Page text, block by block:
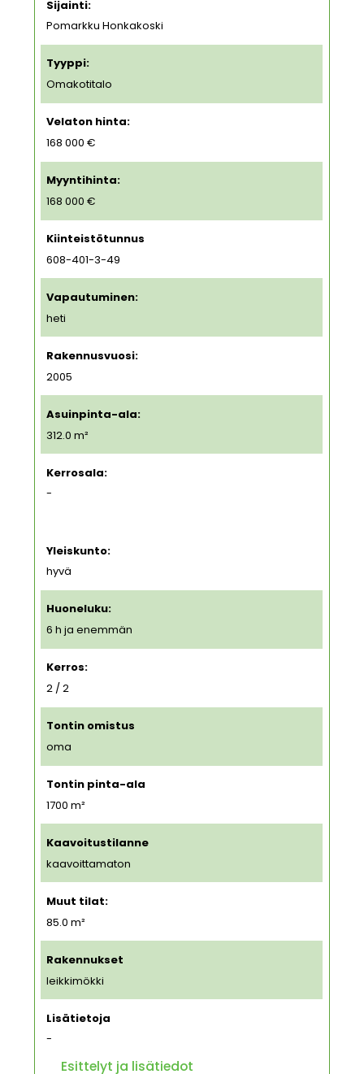
Sijainti:
Pomarkku Honkakoski
Tyyppi:
Omakotitalo
Velaton hinta:
168 000 €
Myyntihinta:
168 000 €
Kiinteistötunnus
608-401-3-49
Vapautuminen:
heti
Rakennusvuosi:
2005
Asuinpinta-ala:
312.0 m²
Kerrosala:
-
Yleiskunto:
hyvä
Huoneluku:
6 h ja enemmän
Kerros:
2 / 2
Tontin omistus
oma
Tontin pinta-ala
1700m²
Kaavoitustilanne
kaavoittamaton
Muut tilat:
85.0 m²
Rakennukset
leikkimökki
Lisätietoja
-
Esittelyt ja lisätiedot